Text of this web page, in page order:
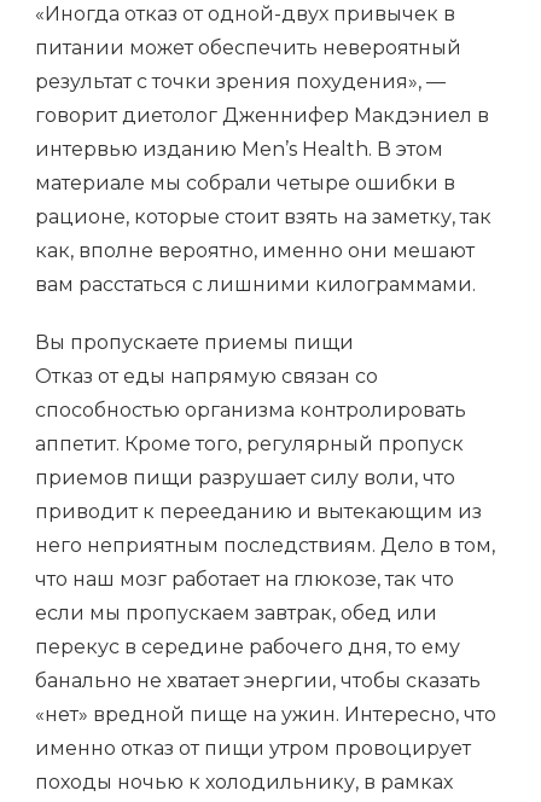
«Иногда отказ от одной-двух привычек в
питании может обеспечить невероятный
результат с точки зрения похудения», —
говорит диетолог Дженнифер Макдэниел в
интервью изданию Men’s Health. В этом
материале мы собрали четыре ошибки в
рационе, которые стоит взять на заметку, так
как, вполне вероятно, именно они мешают
вам расстаться с лишними килограммами.
Вы пропускаете приемы пищи
Отказ от еды напрямую связан со
способностью организма контролировать
аппетит. Кроме того, регулярный пропуск
приемов пищи разрушает силу воли, что
приводит к перееданию и вытекающим из
него неприятным последствиям. Дело в том,
что наш мозг работает на глюкозе, так что
если мы пропускаем завтрак, обед или
перекус в середине рабочего дня, то ему
банально не хватает энергии, чтобы сказать
«нет» вредной пище на ужин. Интересно, что
именно отказ от пищи утром провоцирует
походы ночью к холодильнику, в рамках